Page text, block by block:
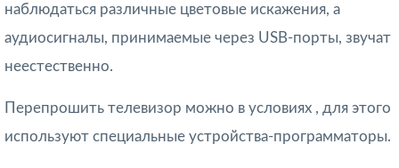
наблюдаться различные цветовые искажения, а
аудиосигналы, принимаемые через USB-порты, звучат
неестественно.
Перепрошить телевизор можно в условиях , для этого
используют специальные устройства-программаторы.